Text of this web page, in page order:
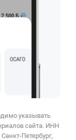
указывать
сайта. ИНН
Петербург,